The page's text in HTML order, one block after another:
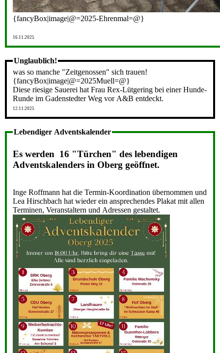
{fancyBox|image|@=2025-Ehrenmal=@}
16.11.2025
Unglaublich!
was so manche "Zeitgenossen" sich trauen!
{fancyBox|image|@=2025Muell=@}
Diese riesige Sauerei hat Frau Rex-Lütgering bei einer Hunde-
Runde im Gadenstedter Weg vor A&B entdeckt.
12.11.2025
Lebendiger Adventskalender
Es werden 16 "Türchen" des lebendigen
Adventskalenders in Oberg geöffnet.
Inge Roffmann hat die Termin-Koordination übernommen und
Lea Hirschbach hat wieder ein ansprechendes Plakat mit allen
Terminen, Veranstaltern und Adressen gestaltet.